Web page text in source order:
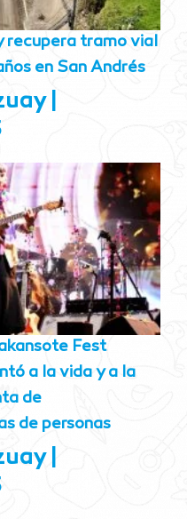
recupera tramo vial
en San Andrés
Fest
a la vida y a la
de
de personas